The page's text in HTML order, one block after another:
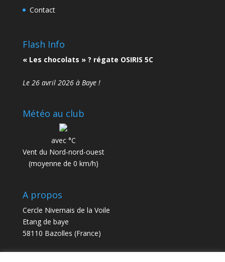
Contact
Flash Info
« Les chocolats » ? régate OSIRIS 5C
Le 26 avril 2026 à Baye !
Météo au club
avec °C
Vent du Nord-nord-ouest
(moyenne de 0 km/h)
A propos
Cercle Nivernais de la Voile
Etang de baye
58110 Bazolles (France)